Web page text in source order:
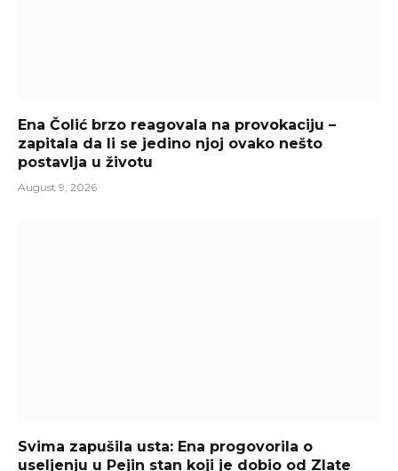
Ena Čolić brzo reagovala na provokaciju –
zapitala da li se jedino njoj ovako nešto
postavlja u životu
August 9, 2026
Svima zapušila usta: Ena progovorila o
useljenju u Pejin stan koji je dobio od Zlate